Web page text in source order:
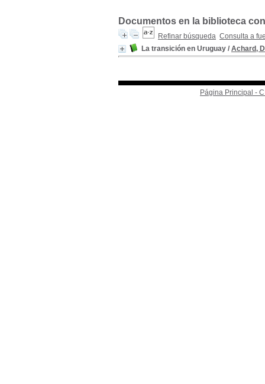
Documentos en la biblioteca
Refinar búsqueda Consulta a
La transición en Uruguay / Achard,
Página Principal -